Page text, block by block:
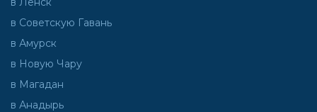
в Советскую Гавань
в Амурск
в Новую Чару
в Магадан
в Анадырь